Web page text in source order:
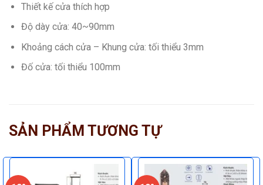
Thiết kế cửa thích hợp
Độ dày cửa: 40~90mm
Khoảng cách cửa – Khung cửa: tối thiểu 3mm
Đố cửa: tối thiểu 100mm
SẢN PHẨM TƯƠNG TỰ